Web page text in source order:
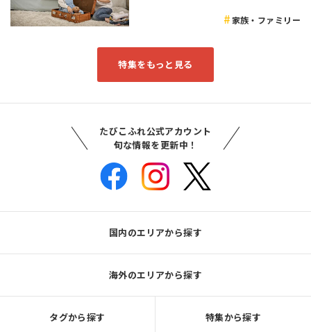
家族・ファミリー
特集をもっと見る
たびこふれ公式アカウント
旬な情報を更新中！
国内のエリアから探す
海外のエリアから探す
タグから探す 特集から探す